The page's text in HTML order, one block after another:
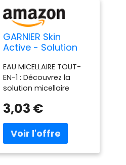
GARNIER Skin
Active - Solution
1 - Nettoie,
Démaquille &
Hydrate - Micelles
& Glycérine
Hydrantante -
Sans Parfum -
Visage, Yeux,
Lèvres - Peaux
Sèches & Sensibles
EAU MICELLAIRE TOUT-
EN-1 : Découvrez la
solution micellaire
pour une peau propre,
au quotidien. Conçue
pour les peaux sèches
et sensibles, elle prend
3,03 €